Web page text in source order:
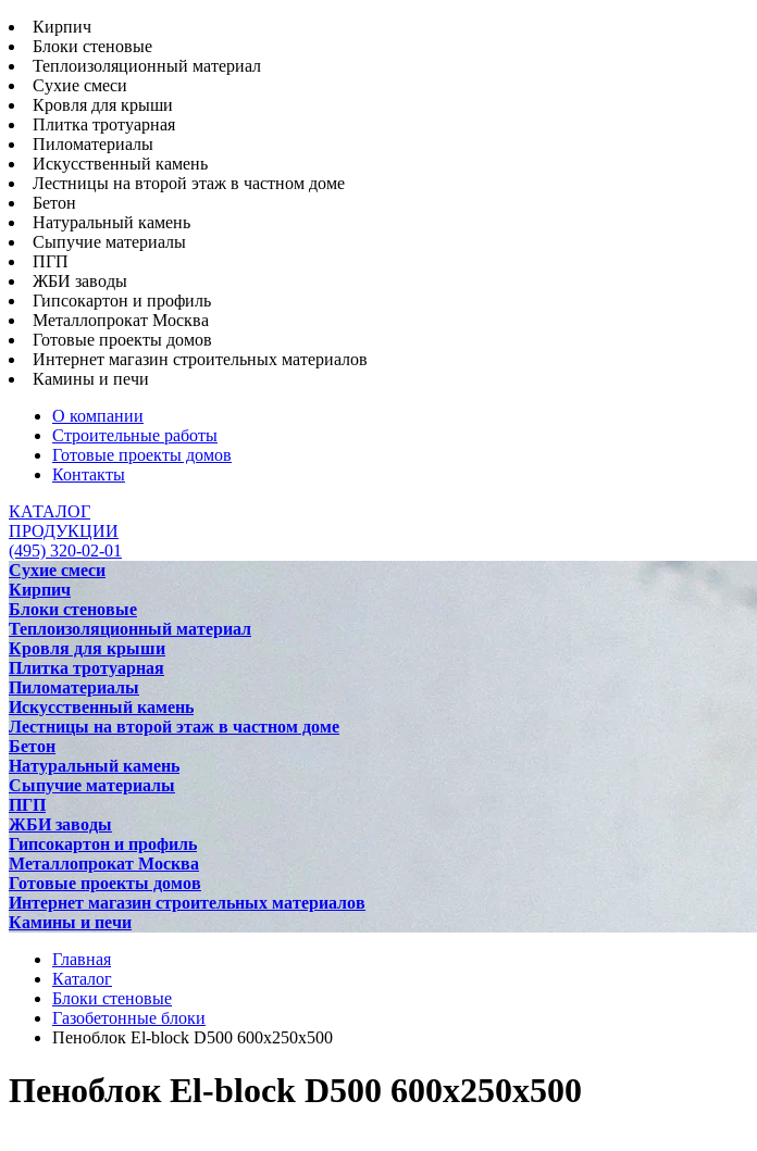
Кирпич
Блоки стеновые
Теплоизоляционный материал
Сухие смеси
Кровля для крыши
Плитка тротуарная
Пиломатериалы
Искусственный камень
Лестницы на второй этаж в частном доме
Бетон
Натуральный камень
Сыпучие материалы
ПГП
ЖБИ заводы
Гипсокартон и профиль
Металлопрокат Москва
Готовые проекты домов
Интернет магазин строительных материалов
Камины и печи
О компании
Строительные работы
Готовые проекты домов
Контакты
КАТАЛОГ
ПРОДУКЦИИ
(495) 320-02-01
Сухие смеси
Кирпич
Блоки стеновые
Теплоизоляционный материал
Кровля для крыши
Плитка тротуарная
Пиломатериалы
Искусственный камень
Лестницы на второй этаж в частном доме
Бетон
Натуральный камень
Сыпучие материалы
ПГП
ЖБИ заводы
Гипсокартон и профиль
Металлопрокат Москва
Готовые проекты домов
Интернет магазин строительных материалов
Камины и печи
Главная
Каталог
Блоки стеновые
Газобетонные блоки
Пеноблок El-block D500 600х250х500
Пеноблок El-block D500 600х250х500